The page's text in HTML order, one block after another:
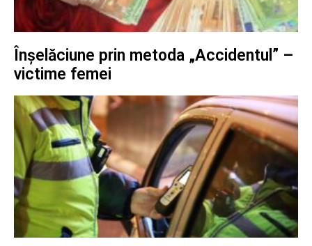
Înșelăciune prin metoda „Accidentul” –
victime femei